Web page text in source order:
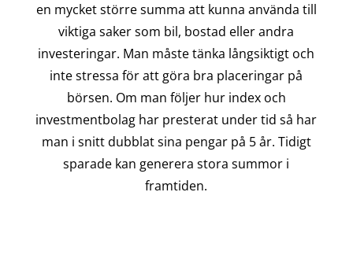
en mycket större summa att kunna använda till
viktiga saker som bil, bostad eller andra
investeringar. Man måste tänka långsiktigt och
inte stressa för att göra bra placeringar på
börsen. Om man följer hur index och
investmentbolag har presterat under tid så har
man i snitt dubblat sina pengar på 5 år. Tidigt
sparade kan generera stora summor i
framtiden.